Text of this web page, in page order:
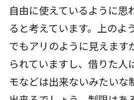
自由に使えているように思
ると考えています。上のよ
でもアリのように見えます
られていますし、借りた人
モなどは出来ないみたいな